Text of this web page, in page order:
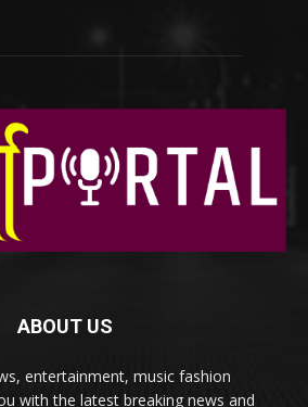
ABOUT US
entertainment, music fashion
with the latest breaking news and